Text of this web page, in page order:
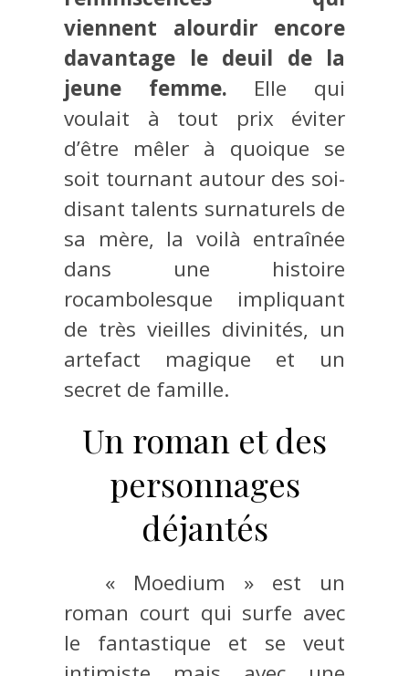
viennent alourdir encore
davantage le deuil de la
jeune femme. Elle qui
voulait à tout prix éviter
d’être mêler à quoique se
soit tournant autour des soi-
disant talents surnaturels de
sa mère, la voilà entraînée
dans une histoire
rocambolesque impliquant
de très vieilles divinités, un
artefact magique et un
secret de famille.
Un roman et des
personnages
déjantés
« Moedium » est un
roman court qui surfe avec
le fantastique et se veut